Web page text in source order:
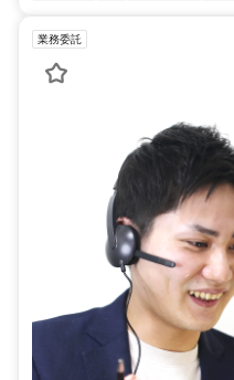
業務委託